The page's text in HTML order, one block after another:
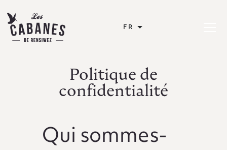
FR
Politique de
confidentialité
Qui sommes-